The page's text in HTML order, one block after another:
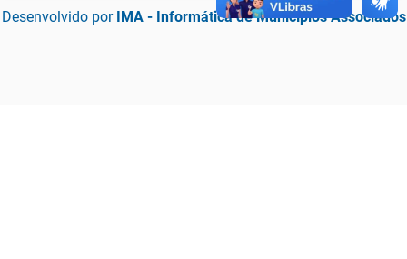
Desenvolvido por IMA - Informática de Municípios Associados